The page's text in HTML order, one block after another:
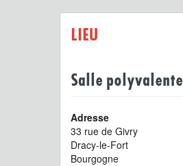
LIEU
Salle polyvalente
Adresse
33 rue de Givry
Dracy-le-Fort
Bourgogne